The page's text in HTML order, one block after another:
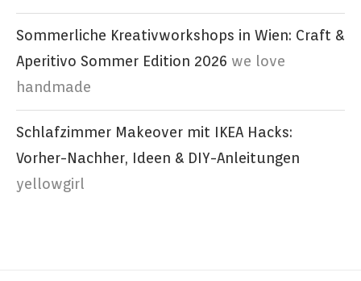
Sommerliche Kreativworkshops in Wien: Craft &
Aperitivo Sommer Edition 2026 we love
handmade
Schlafzimmer Makeover mit IKEA Hacks:
Vorher-Nachher, Ideen & DIY-Anleitungen
yellowgirl